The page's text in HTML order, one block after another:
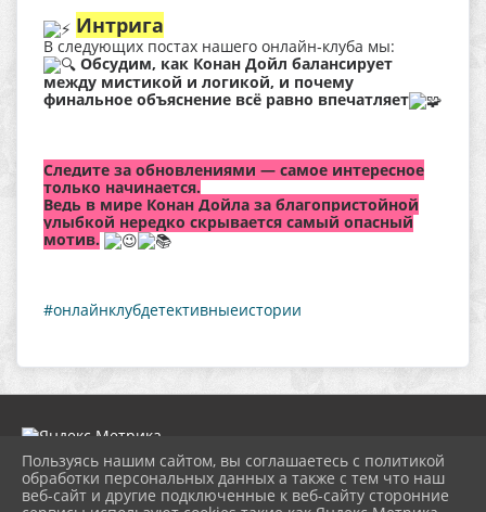
Интрига
В следующих постах нашего онлайн‑клуба мы:
Обсудим, как Конан Дойл балансирует
между мистикой и логикой, и почему
финальное объяснение всё равно впечатляет
Следите за обновлениями — самое интересное
только начинается.
Ведь в мире Конан Дойла за благопристойной
улыбкой нередко скрывается самый опасный
мотив.
#онлайнклубдетективныеистории
2026 г. ngbs.kulturatuapse.ru
Пользуясь нашим сайтом, вы соглашаетесь с политикой
обработки персональных данных а также с тем что наш
веб-сайт и другие подключенные к веб-сайту сторонние